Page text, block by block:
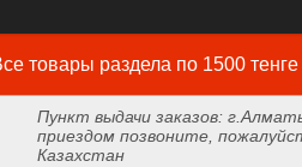
товары раздела по 1500 тенге
Пункт выдачи заказов:
приездом позвоните,
Казахстан